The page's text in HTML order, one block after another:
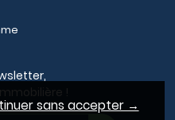
sans accepter →